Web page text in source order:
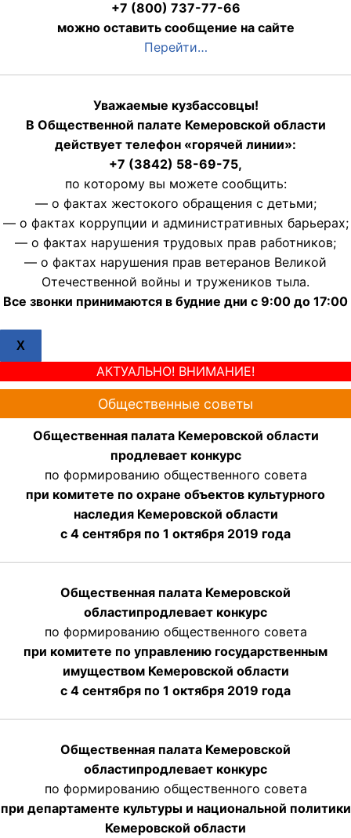
+7 (800) 737-77-66
можно оставить сообщение на сайте
Перейти…
Уважаемые кузбассовцы!
В Общественной палате Кемеровской области
действует телефон «горячей линии»:
+7 (3842) 58-69-75,
по которому вы можете сообщить:
— о фактах жестокого обращения с детьми;
— о фактах коррупции и административных барьерах;
— о фактах нарушения трудовых прав работников;
— о фактах нарушения прав ветеранов Великой
Отечественной войны и тружеников тыла.
Все звонки принимаются в будние дни с 9:00 до 17:00
X
АКТУАЛЬНО! ВНИМАНИЕ!
Общественные советы
Общественная палата Кемеровской области
продлевает конкурс
по формированию общественного совета
при комитете по охране объектов культурного
наследия Кемеровской области
с 4 сентября по 1 октября 2019 года
Общественная палата Кемеровской
областипродлевает конкурс
по формированию общественного совета
при комитете по управлению государственным
имуществом Кемеровской области
с 4 сентября по 1 октября 2019 года
Общественная палата Кемеровской
областипродлевает конкурс
по формированию общественного совета
при департаменте культуры и национальной политики
Кемеровской области